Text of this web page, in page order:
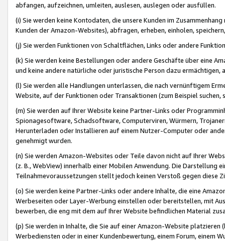
abfangen, aufzeichnen, umleiten, auslesen, auslegen oder ausfüllen.
(i) Sie werden keine Kontodaten, die unsere Kunden im
Kunden der Amazon-Websites), abfragen, erheben, einholen,
(j) Sie werden Funktionen von Schaltflächen, Links oder andere
(k) Sie werden keine Bestellungen oder andere Geschäfte über eine
und keine andere natürliche oder juristische Person dazu
(l) Sie werden alle Handlungen unterlassen, die nach vernünftigem
Website, auf der Funktionen oder Transaktionen (zum Beispiel
(m) Sie werden auf Ihrer Website keine Partner-Links oder
Spionagesoftware, Schadsoftware, Computerviren, Würmern,
Herunterladen oder Installieren auf einem Nutzer-Computer oder
genehmigt wurden.
(n) Sie werden Amazon-Websites oder Teile davon nicht auf Ihrer
(z. B., WebView) innerhalb einer Mobilen Anwendung. Die Darstellung
Teilnahmevoraussetzungen stellt jedoch keinen Verstoß gegen diese
(o) Sie werden keine Partner-Links oder andere Inhalte, die eine
Werbeseiten oder Layer-Werbung einstellen oder bereitstellen, mit
bewerben, die eng mit dem auf Ihrer Website befindlichen Material
(p) Sie werden in Inhalte, die Sie auf einer Amazon-Website
Werbediensten oder in einer Kundenbewertung, einem Forum, einem